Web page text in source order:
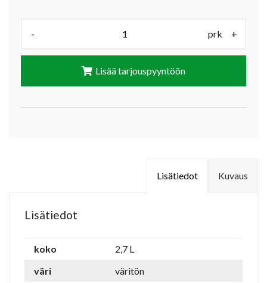
- prk +
Lisää tarjouspyyntöön
Kuvaus
Lisätiedot
Lisätiedot
koko
2,7 L
väri
väritön